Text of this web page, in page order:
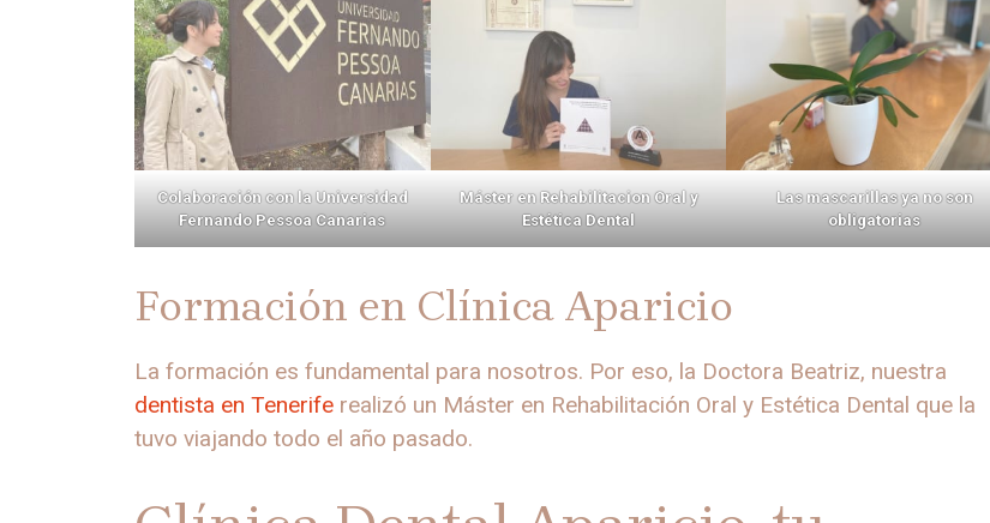
Colaboración con la Universidad
Fernando Pessoa Canarias
Máster en Rehabilitacion Oral y
Estética Dental
Las mascarillas ya no son
obligatorias
Formación en Clínica Aparicio
La formación es fundamental para nosotros. Por eso, la Doctora Beatriz, nuestra
dentista en Tenerife realizó un Máster en Rehabilitación Oral y Estética Dental que la
tuvo viajando todo el año pasado.